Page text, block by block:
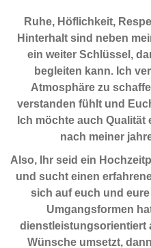
Ruhe, Höflichkeit,
Hinterhalt sind neben
ein weiter Schlüssel,
begleiten kann. Ich
Atmosphäre zu
verstanden fühlt und
Ich möchte auch
nach meiner
Also, Ihr seid ein
und sucht einen
sich auf euch und
Umgangsformen
dienstleistungsorientiert
Wünsche umsetzt,